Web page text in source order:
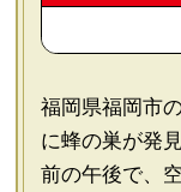
福岡県福岡市
に蜂の巣が発
前の午後で、